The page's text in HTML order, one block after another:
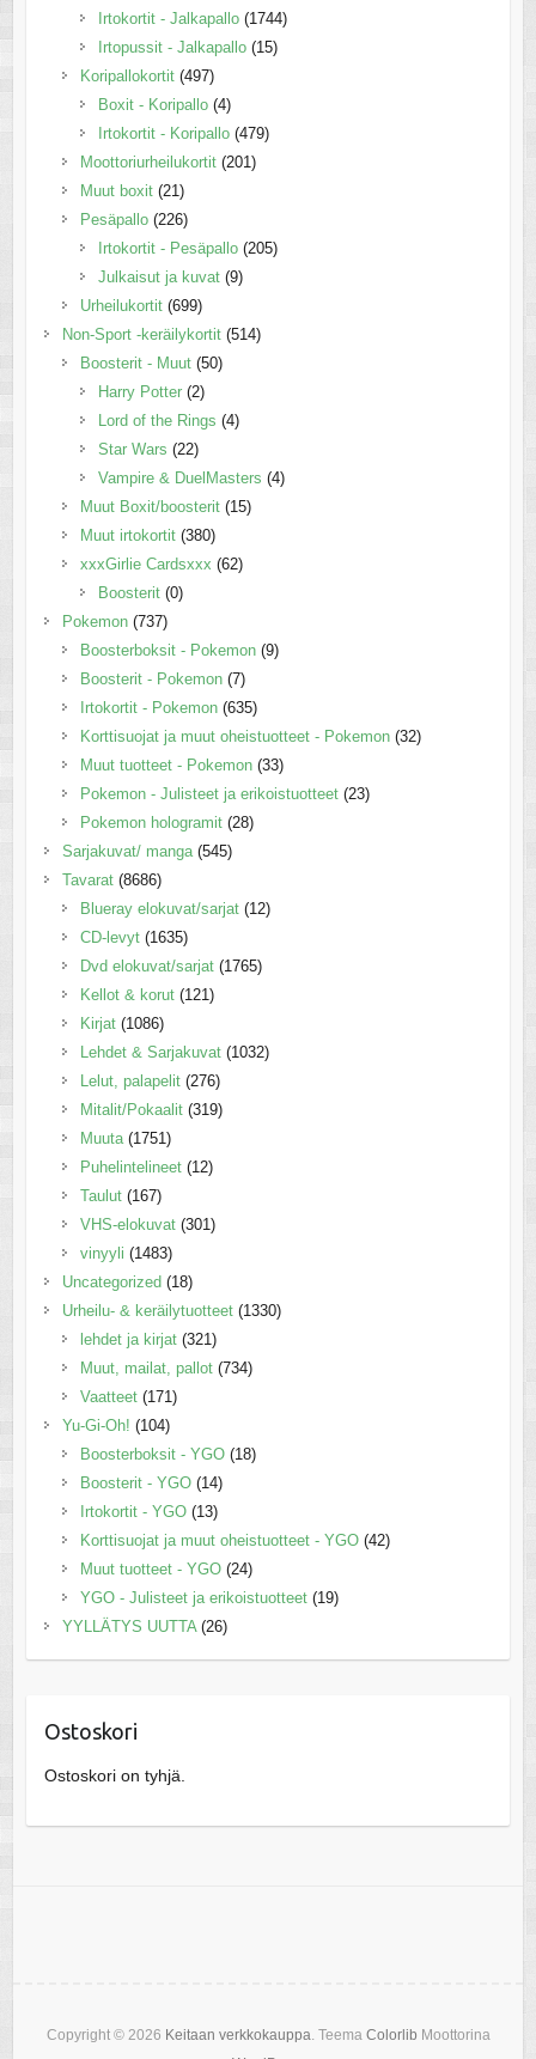
Irtokortit - Jalkapallo (1744)
Irtopussit - Jalkapallo (15)
Koripallokortit (497)
Boxit - Koripallo (4)
Irtokortit - Koripallo (479)
Moottoriurheilukortit (201)
Muut boxit (21)
Pesäpallo (226)
Irtokortit - Pesäpallo (205)
Julkaisut ja kuvat (9)
Urheilukortit (699)
Non-Sport -keräilykortit (514)
Boosterit - Muut (50)
Harry Potter (2)
Lord of the Rings (4)
Star Wars (22)
Vampire & DuelMasters (4)
Muut Boxit/boosterit (15)
Muut irtokortit (380)
xxxGirlie Cardsxxx (62)
Boosterit (0)
Pokemon (737)
Boosterboksit - Pokemon (9)
Boosterit - Pokemon (7)
Irtokortit - Pokemon (635)
Korttisuojat ja muut oheistuotteet - Pokemon (32)
Muut tuotteet - Pokemon (33)
Pokemon - Julisteet ja erikoistuotteet (23)
Pokemon hologramit (28)
Sarjakuvat/ manga (545)
Tavarat (8686)
Blueray elokuvat/sarjat (12)
CD-levyt (1635)
Dvd elokuvat/sarjat (1765)
Kellot & korut (121)
Kirjat (1086)
Lehdet & Sarjakuvat (1032)
Lelut, palapelit (276)
Mitalit/Pokaalit (319)
Muuta (1751)
Puhelintelineet (12)
Taulut (167)
VHS-elokuvat (301)
vinyyli (1483)
Uncategorized (18)
Urheilu- & keräilytuotteet (1330)
lehdet ja kirjat (321)
Muut, mailat, pallot (734)
Vaatteet (171)
Yu-Gi-Oh! (104)
Boosterboksit - YGO (18)
Boosterit - YGO (14)
Irtokortit - YGO (13)
Korttisuojat ja muut oheistuotteet - YGO (42)
Muut tuotteet - YGO (24)
YGO - Julisteet ja erikoistuotteet (19)
YYLLÄTYS UUTTA (26)
Ostoskori
Ostoskori on tyhjä.
Copyright © 2026 Keitaan verkkokauppa. Teema Colorlib Moottorina